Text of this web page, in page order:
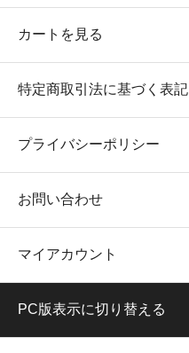
カートを見る
特定商取引法に基づく表記
プライバシーポリシー
お問い合わせ
マイアカウント
PC版表示に切り替える